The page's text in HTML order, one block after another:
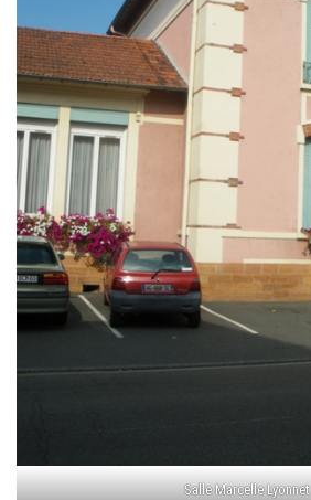
Salle Marcelle Lyonnet